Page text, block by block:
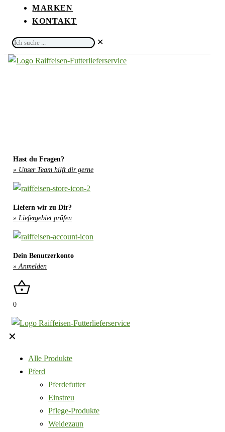
MARKEN
KONTAKT
Ich
suche
✕
Hast du Fragen?
» Unser Team hilft dir gerne
Liefern wir zu Dir?
» Liefergebiet prüfen
Dein Benutzerkonto
» Anmelden
0
✕
Alle Produkte
Pferd
Pferdefutter
Einstreu
Pflege-Produkte
Weidezaun